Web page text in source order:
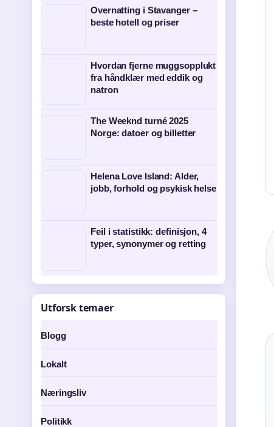
Overnatting i Stavanger –
beste hotell og priser
Hvordan fjerne muggsopplukt
fra håndklær med eddik og
natron
The Weeknd turné 2025
Norge: datoer og billetter
Helena Love Island: Alder,
jobb, forhold og psykisk helse
Feil i statistikk: definisjon, 4
typer, synonymer og retting
Utforsk temaer
Blogg
Lokalt
Næringsliv
Politikk